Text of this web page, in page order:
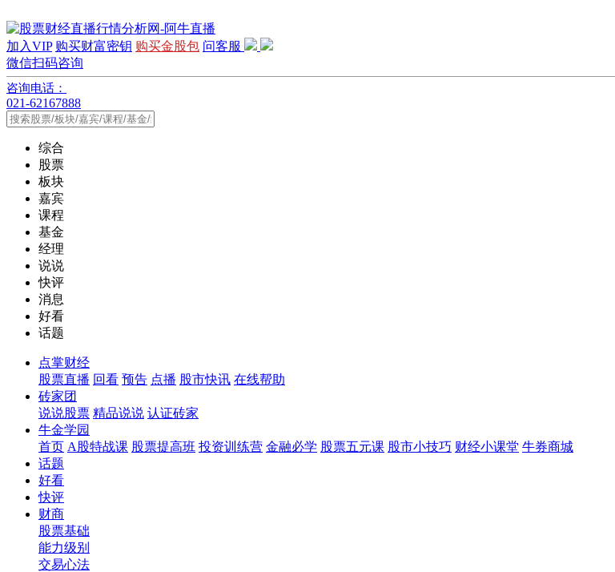
加入VIP 购买财富密钥 购买金股包 问客服
微信扫码咨询
咨询电话：
021-62167888
综合
股票
板块
嘉宾
课程
基金
经理
说说
快评
消息
好看
话题
点掌财经
股票直播 回看 预告 点播 股市快讯 在线帮助
砖家团
说说股票 精品说说 认证砖家
牛金学园
首页 A股特战课 股票提高班 投资训练营 金融必学 股票五元课 股市小技巧 财经小课堂 牛券商城
话题
好看
快评
财商
股票基础
能力级别
交易心法